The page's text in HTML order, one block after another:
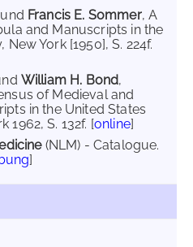
und Francis E. Sommer, A
and Manuscripts in the
York [1950], S. 224f.
William H. Bond,
of Medieval and
in the United States
1962, S. 132f. [online]
(NLM) - Catalogue.
]